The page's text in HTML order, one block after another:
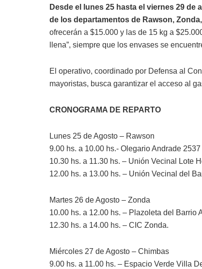
Desde el lunes 25 hasta el viernes 29
de los departamentos de Rawson,
ofrecerán a $15.000 y las de 15 kg a
llena”, siempre que los envases se
El operativo, coordinado por Defensa al
mayoristas, busca garantizar el acceso al
CRONOGRAMA DE REPARTO
Lunes 25 de Agosto – Rawson
9.00 hs. a 10.00 hs.- Olegario Andrade
10.30 hs. a 11.30 hs. – Unión Vecinal Lote
12.00 hs. a 13.00 hs. – Unión Vecinal del
Martes 26 de Agosto – Zonda
10.00 hs. a 12.00 hs. – Plazoleta del Barrio
12.30 hs. a 14.00 hs. – CIC Zonda.
Miércoles 27 de Agosto – Chimbas
9.00 hs. a 11.00 hs. – Espacio Verde Villa